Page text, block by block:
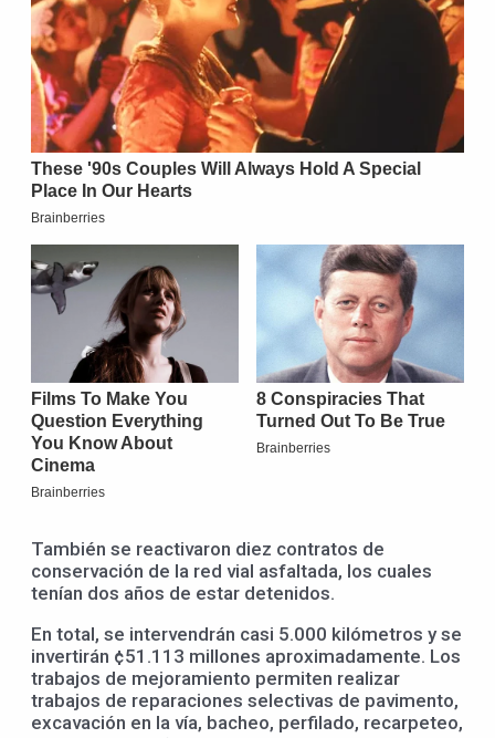
También se reactivaron diez contratos de
conservación de la red vial asfaltada, los cuales
tenían dos años de estar detenidos.
En total, se intervendrán casi 5.000 kilómetros y se
invertirán ¢51.113 millones aproximadamente. Los
trabajos de mejoramiento permiten realizar
trabajos de reparaciones selectivas de pavimento,
excavación en la vía, bacheo, perfilado, recarpeteo,